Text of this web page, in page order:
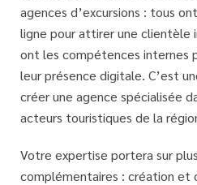
agences d’excursions : tous
ligne pour attirer une clientèle
ont les compétences internes
leur présence digitale. C’est
créer une agence spécialisée
acteurs touristiques de la
Votre expertise portera sur
complémentaires : création et